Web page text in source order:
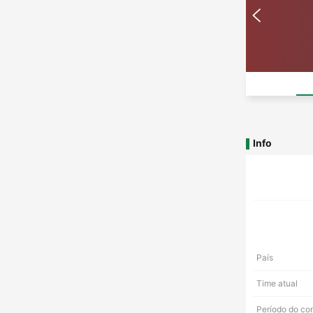
Info
País
Time atual
Período do